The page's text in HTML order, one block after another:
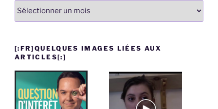
Tous
[:FR]QUELQUES IMAGES LIÉES AUX
ARTICLES[:]